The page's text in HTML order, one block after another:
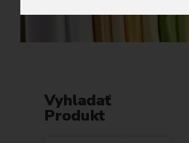
ľ
o
n
é
o
Vyhladať
Produkt